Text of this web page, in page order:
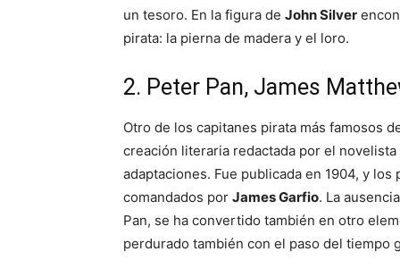
un tesoro. En la figura de John Silver
pirata: la pierna de madera y el loro.
2. Peter Pan, James
Otro de los capitanes pirata más famosos
creación literaria redactada por el
adaptaciones. Fue publicada en 1904, y
comandados por James Garfio. La
Pan, se ha convertido también en otro
perdurado también con el paso del tiempo